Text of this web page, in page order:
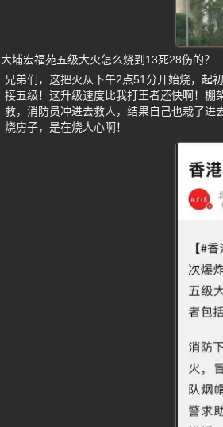
大埔宏福苑五级大火怎么烧到13死28伤的？
兄弟们，这把火从下午2点51分开始烧，起
接五级！这升级速度比我打王者还快啊！
救，消防员冲进去救人，结果自己也栽了
烧房子，是在烧人心啊！